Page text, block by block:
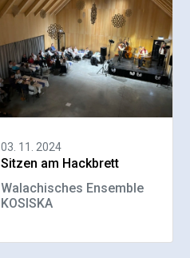
03. 11. 2024
Sitzen am Hackbrett
Walachisches Ensemble
KOSISKA